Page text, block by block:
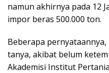
namun akhirnya pada 12
impor beras 500.000 ton.
Beberapa
tanya, akibat belum
Akademisi Institut